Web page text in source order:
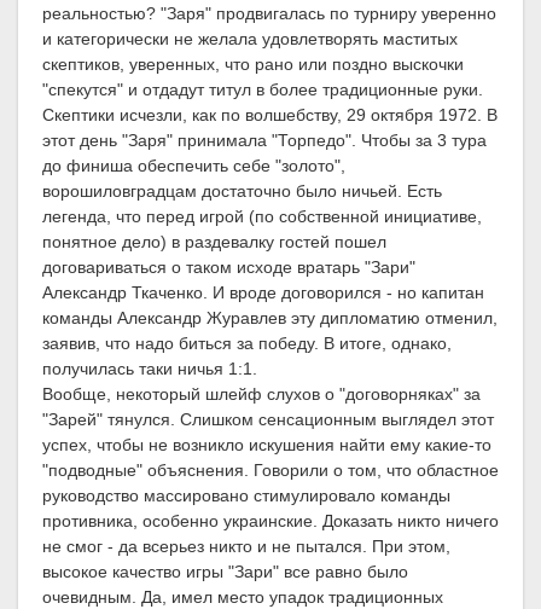
реальностью? "Заря" продвигалась по турниру уверенно
и категорически не желала удовлетворять маститых
скептиков, уверенных, что рано или поздно выскочки
"спекутся" и отдадут титул в более традиционные руки.
Скептики исчезли, как по волшебству, 29 октября 1972. В
этот день "Заря" принимала "Торпедо". Чтобы за 3 тура
до финиша обеспечить себе "золото",
ворошиловградцам достаточно было ничьей. Есть
легенда, что перед игрой (по собственной инициативе,
понятное дело) в раздевалку гостей пошел
договариваться о таком исходе вратарь "Зари"
Александр Ткаченко. И вроде договорился - но капитан
команды Александр Журавлев эту дипломатию отменил,
заявив, что надо биться за победу. В итоге, однако,
получилась таки ничья 1:1.
Вообще, некоторый шлейф слухов о "договорняках" за
"Зарей" тянулся. Слишком сенсационным выглядел этот
успех, чтобы не возникло искушения найти ему какие-то
"подводные" объяснения. Говорили о том, что областное
руководство массировано стимулировало команды
противника, особенно украинские. Доказать никто ничего
не смог - да всерьез никто и не пытался. При этом,
высокое качество игры "Зари" все равно было
очевидным. Да, имел место упадок традиционных